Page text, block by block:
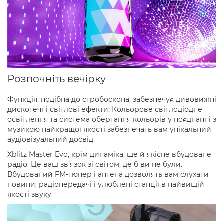
Розпочніть вечірку
Функція, подібна до стробоскопа, забезпечує дивовижні
дискотечні світлові ефекти. Кольорове світлодіодне
освітлення та система обертання кольорів у поєднанні з
музикою найкращої якості забезпечать вам унікальний
аудіовізуальний досвід.
Xblitz Master Evo, крім динаміка, ще й якісне вбудоване
радіо. Це ваш зв’язок зі світом, де б ви не були.
Вбудований FM-тюнер і антена дозволять вам слухати
новини, радіопередачі і улюблені станції в найвищій
якості звуку.